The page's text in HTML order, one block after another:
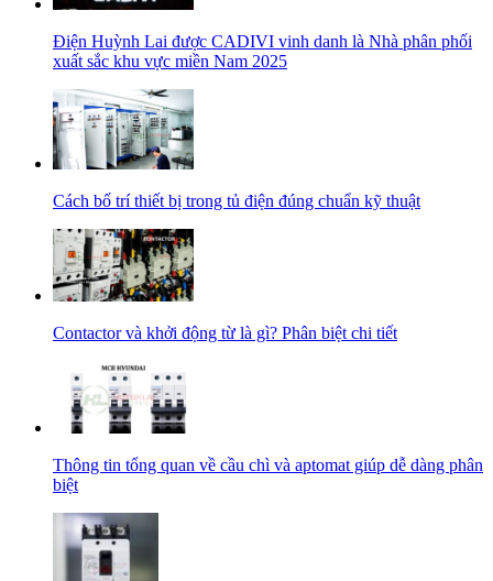
Điện Huỳnh Lai được CADIVI vinh danh là Nhà phân phối
xuất sắc khu vực miền Nam 2025
Cách bố trí thiết bị trong tủ điện đúng chuẩn kỹ thuật
Contactor và khởi động từ là gì? Phân biệt chi tiết
Thông tin tổng quan về cầu chì và aptomat giúp dễ dàng phân
biệt